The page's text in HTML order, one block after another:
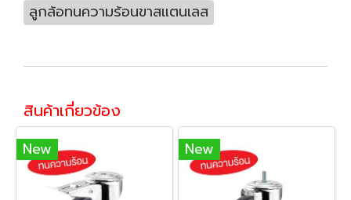
ลูกล้อทนความร้อนขาสแตนเลส
สินค้าเกี่ยวข้อง
New New